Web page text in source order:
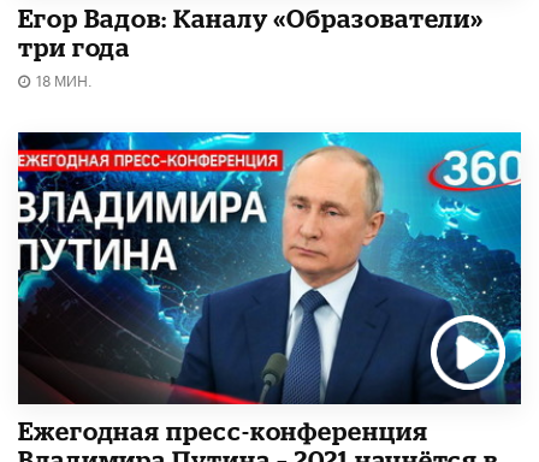
Егор Вадов: Каналу «Образователи»
три года
18 МИН.
Ежегодная пресс-конференция